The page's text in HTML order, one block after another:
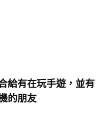
給有在玩手遊，並有
的朋友